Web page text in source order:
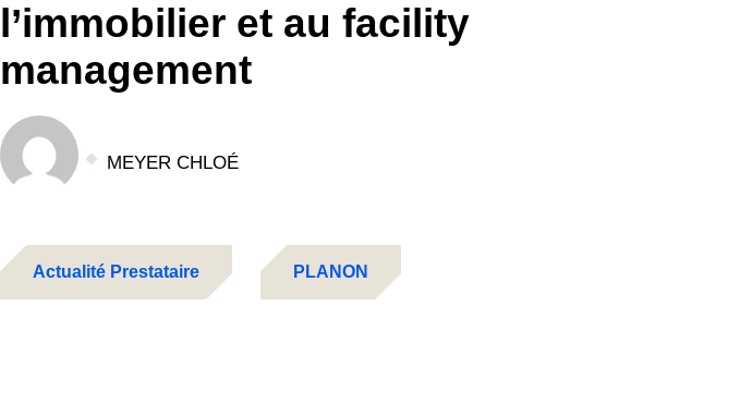
l’immobilier et au facility
management
MEYER CHLOÉ